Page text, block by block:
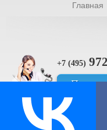
Главная
+7 (495)
Прямая
© Производство
Все права защищены.